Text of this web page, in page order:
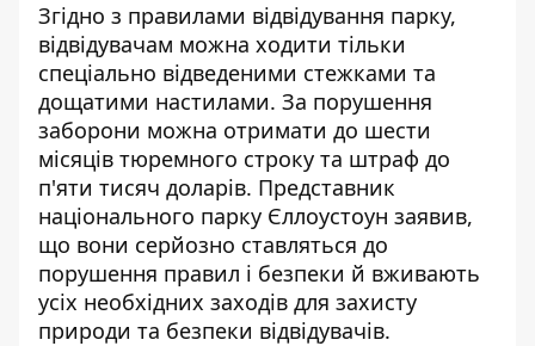
Згідно з правилами відвідування парку,
відвідувачам можна ходити тільки
спеціально відведеними стежками та
дощатими настилами. За порушення
заборони можна отримати до шести
місяців тюремного строку та штраф до
п'яти тисяч доларів. Представник
національного парку Єллоустоун заявив,
що вони серйозно ставляться до
порушення правил і безпеки й вживають
усіх необхідних заходів для захисту
природи та безпеки відвідувачів.